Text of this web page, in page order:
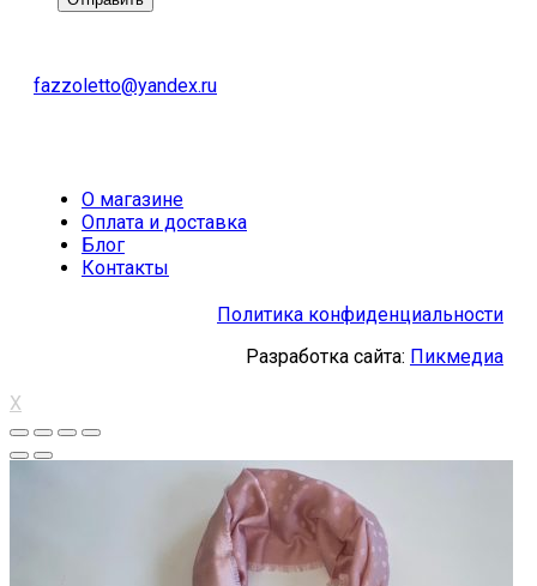
fazzoletto@yandex.ru
О магазине
Оплата и доставка
Блог
Контакты
Политика конфиденциальности
Разработка сайта: Пикмедиа
X